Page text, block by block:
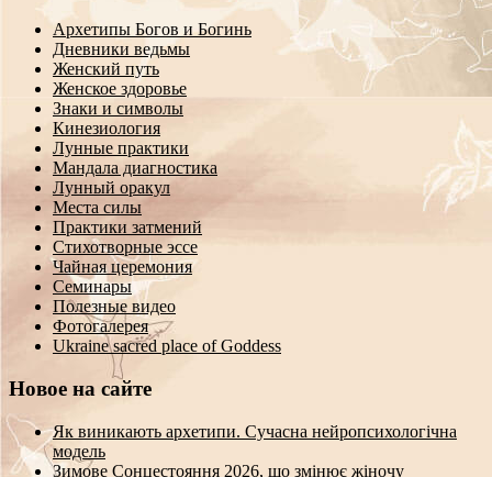
Архетипы Богов и Богинь
Дневники ведьмы
Женский путь
Женское здоровье
Знаки и символы
Кинезиология
Лунные практики
Мандала диагностика
Лунный оракул
Места силы
Практики затмений
Стихотворные эссе
Чайная церемония
Семинары
Полезные видео
Фотогалерея
Ukraine sacred place of Goddess
Новое на сайте
Як виникають архетипи. Сучасна нейропсихологічна
модель
Зимове Сонцестояння 2026, що змінює жіночу